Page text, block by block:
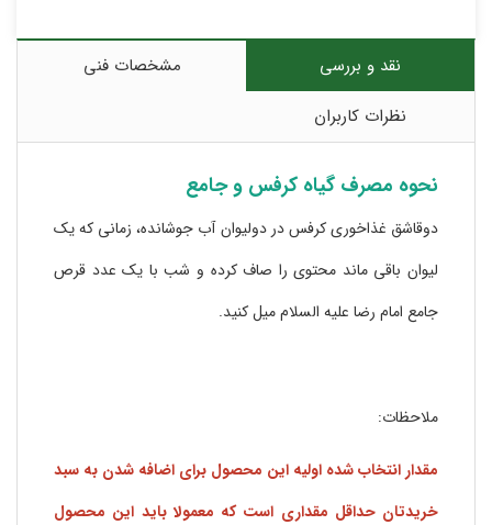
نقد و بررسی
مشخصات فنی
نظرات کاربران
نحوه مصرف گیاه کرفس و جامع
دوقاشق غذاخوری کرفس در دولیوان آب جوشانده، زمانی که یک
لیوان باقی ماند محتوی را صاف کرده و شب با یک عدد قرص
جامع امام رضا علیه السلام میل کنید.
ملاحظات:
مقدار انتخاب شده اولیه این محصول برای اضافه شدن به سبد
خریدتان حداقل مقداری است که معمولا باید این محصول